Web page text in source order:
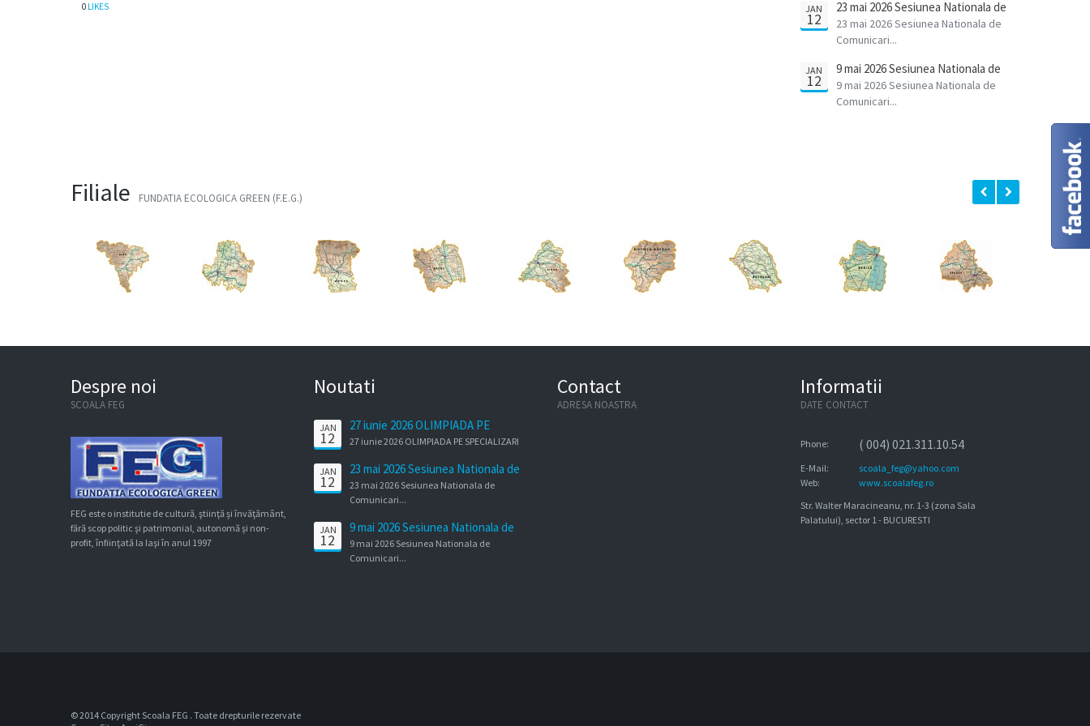
0LIKES JAN
12
23 mai 2026 Sesiunea Nationala de
Comunicari Stiintifice a Cadrelor
Didactice
23 mai 2026 Sesiunea Nationala de
Comunicari...
JAN
12
9 mai 2026 Sesiunea Nationala de
Comunicari Stiintifice a elevilor
9 mai 2026 Sesiunea Nationala de
Comunicari...
Filiale FUNDATIA ECOLOGICA GREEN (F.E.G.)
Despre noi
SCOALA FEG
FEG este o institutie de cultură, ştiinţă şi învăţământ,
fără scop politic şi patrimonial, autonomă şi non-
profit, înfiinţată la Iaşi în anul 1997
Noutati
JAN
12
27 iunie 2026 OLIMPIADA PE
SPECIALIZARI
27 iunie 2026 OLIMPIADA PE SPECIALIZARI
JAN
12
23 mai 2026 Sesiunea Nationala de
Comunicari Stiintifice a Cadrelor
Didactice
23 mai 2026 Sesiunea Nationala de
Comunicari...
JAN
12
9 mai 2026 Sesiunea Nationala de
Comunicari Stiintifice a elevilor
9 mai 2026 Sesiunea Nationala de
Comunicari...
Contact
ADRESA NOASTRA
Informatii
DATE CONTACT
Phone: ( 004) 021.311.10.54
E-Mail:
scoala_feg@yahoo.com
Web:
www.scoalafeg.ro
Str. Walter Maracineanu, nr. 1-3 (zona Sala
Palatului), sector 1 - BUCURESTI
© 2014 Copyright Scoala FEG . Toate drepturile rezervate